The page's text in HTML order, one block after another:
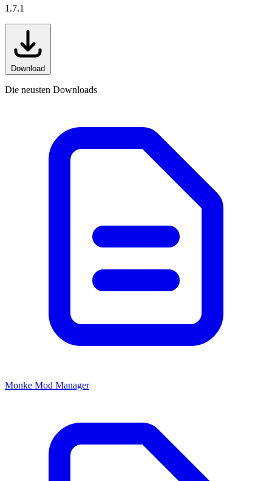
1.7.1
Download
Die neusten Downloads
Monke Mod Manager